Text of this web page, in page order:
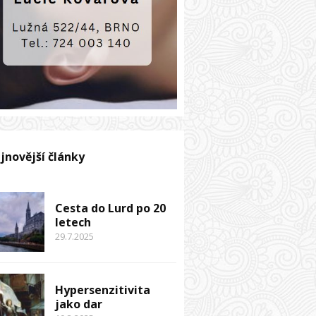
články
Cesta do Lurd po 20
letech
29.7.2025
Hypersenzitivita
jako dar